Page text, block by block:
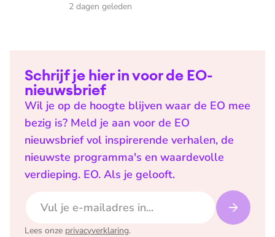
2 dagen geleden
Schrijf je hier in voor de EO-
nieuwsbrief
Wil je op de hoogte blijven waar de EO mee
bezig is? Meld je aan voor de EO
nieuwsbrief vol inspirerende verhalen, de
nieuwste programma's en waardevolle
verdieping. EO. Als je gelooft.
Lees onze privacyverklaring.